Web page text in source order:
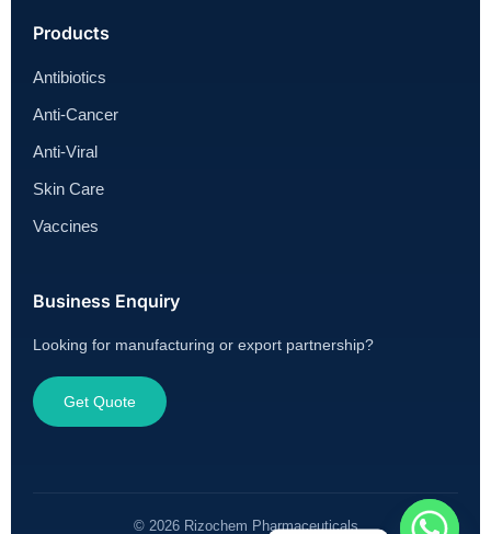
Products
Antibiotics
Anti-Cancer
Anti-Viral
Skin Care
Vaccines
Business Enquiry
Looking for manufacturing or export partnership?
Get Quote
© 2026 Rizochem Pharmaceuticals